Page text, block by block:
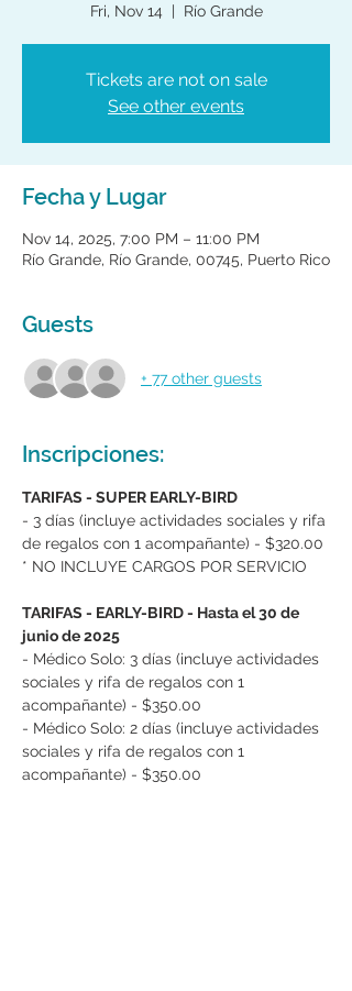
Fri, Nov 14
  |
Río Grande
Tickets are not on sale
See other events
Fecha y Lugar
Nov 14, 2025, 7:00 PM – 11:00 PM
Río Grande, Río Grande, 00745, Puerto Rico
Guests
+ 77 other guests
Inscripciones:
TARIFAS - SUPER EARLY-BIRD
- 3 días (incluye actividades sociales y rifa
de regalos con 1 acompañante) - $320.00
* NO INCLUYE CARGOS POR SERVICIO
TARIFAS - EARLY-BIRD - Hasta el 30 de
junio de 2025
- Médico Solo: 3 días (incluye actividades
sociales y rifa de regalos con 1
acompañante) - $350.00
- Médico Solo: 2 días (incluye actividades
sociales y rifa de regalos con 1
acompañante) - $350.00